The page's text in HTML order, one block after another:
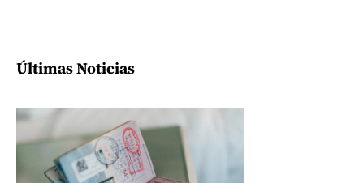
Últimas Noticias